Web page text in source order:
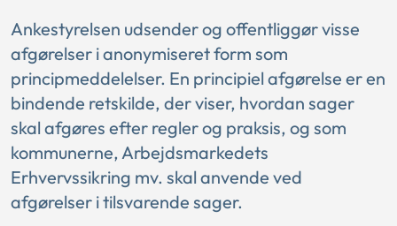
Ankestyrelsen udsender og offentliggør visse
afgørelser i anonymiseret form som
principmeddelelser. En principiel afgørelse er en
bindende retskilde, der viser, hvordan sager
skal afgøres efter regler og praksis, og som
kommunerne, Arbejdsmarkedets
Erhvervssikring mv. skal anvende ved
afgørelser i tilsvarende sager.